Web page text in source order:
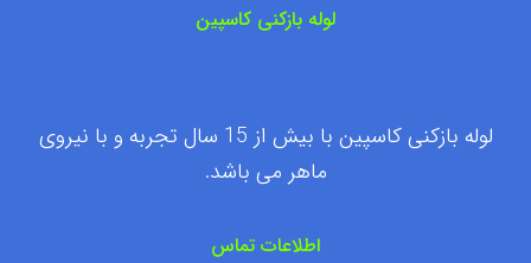
لوله بازکنی کاسپین
لوله بازکنی کاسپین با بیش از 15 سال تجربه و با نیروی
ماهر می باشد.
اطلاعات تماس